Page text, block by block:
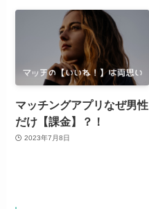
マッチングアプリなぜ男性
だけ【課金】？！
2023年7月8日